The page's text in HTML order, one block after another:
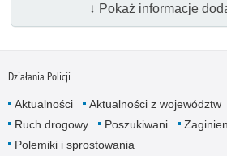
↓ Pokaż informacje
Działania Policji
Aktualności Aktualności z województw
Ruch drogowy
Poszukiwani
Polemiki i sprostowania